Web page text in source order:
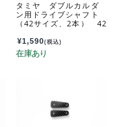
タミヤ ダブルカルダ
ン用ドライブシャフト
（42サイズ、2本） 42
¥1,590(税込)